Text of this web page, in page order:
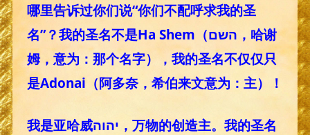
哪里告诉过你们说“你们不配呼求我的圣
名”？我的圣名不是Ha Shem（השם，哈谢
姆，意为：那个名字），我的圣名不仅仅只
是Adonai（阿多奈，希伯来文意为：主）！
我是亚哈威יהוה，万物的创造主。我的圣名